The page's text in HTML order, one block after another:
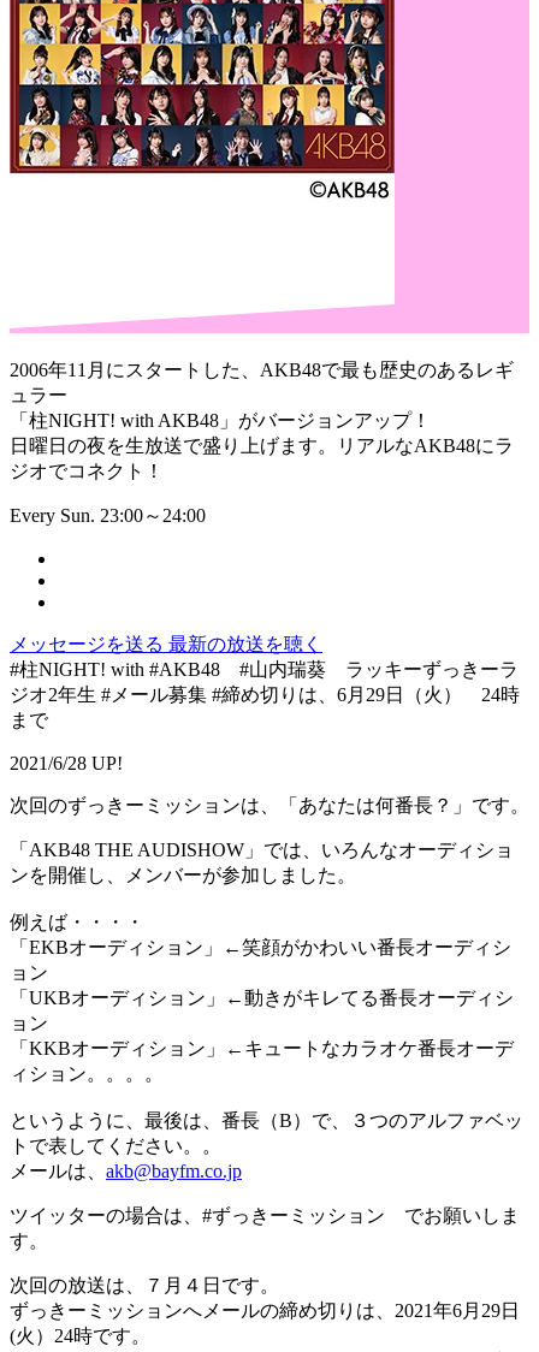
2006年11月にスタートした、AKB48で最も歴史のあるレギ
ュラー
「柱NIGHT! with AKB48」がバージョンアップ！
日曜日の夜を生放送で盛り上げます。リアルなAKB48にラ
ジオでコネクト！
Every Sun. 23:00～24:00
メッセージを送る 最新の放送を聴く
#柱NIGHT! with #AKB48 #山内瑞葵 ラッキーずっきーラ
ジオ2年生 #メール募集 #締め切りは、6月29日（火） 24時
まで
2021/6/28 UP!
次回のずっきーミッションは、「あなたは何番長？」です。
「AKB48 THE AUDISHOW」では、いろんなオーディショ
ンを開催し、メンバーが参加しました。
例えば・・・・
「EKBオーディション」←笑顔がかわいい番長オーディシ
ョン
「UKBオーディション」←動きがキレてる番長オーディシ
ョン
「KKBオーディション」←キュートなカラオケ番長オーデ
ィション。。。。
というように、最後は、番長（B）で、３つのアルファベッ
トで表してください。。
メールは、 akb@bayfm.co.jp
ツイッターの場合は、#ずっきーミッション でお願いしま
す。
次回の放送は、７月４日です。
ずっきーミッションへメールの締め切りは、2021年6月29日
(火）24時です。